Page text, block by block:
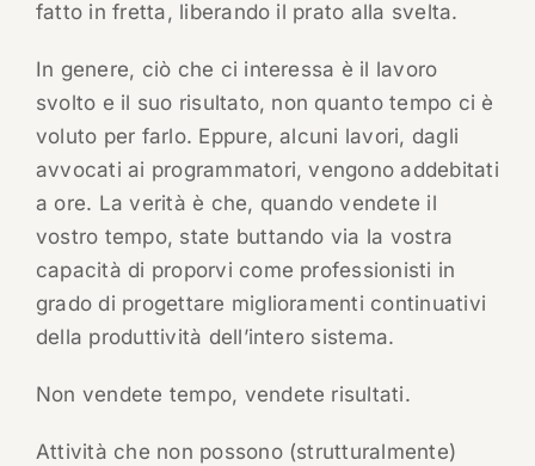
fatto in fretta, liberando il prato alla svelta.
In genere, ciò che ci interessa è il lavoro
svolto e il suo risultato, non quanto tempo ci è
voluto per farlo. Eppure, alcuni lavori, dagli
avvocati ai programmatori, vengono addebitati
a ore. La verità è che, quando vendete il
vostro tempo, state buttando via la vostra
capacità di proporvi come professionisti in
grado di progettare miglioramenti continuativi
della produttività dell’intero sistema.
Non vendete tempo, vendete risultati.
Attività che non possono (strutturalmente)